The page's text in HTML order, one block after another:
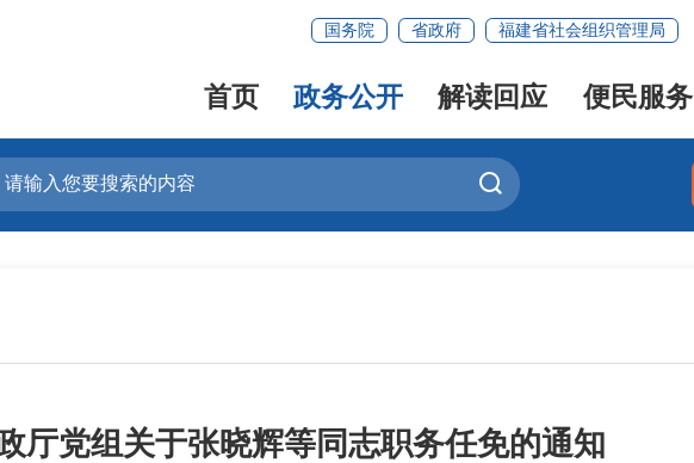
国务院 省政府 福建省社会组织管理局
首页 政务公开 解读回应 便民服务
厅党组关于张晓辉等同志职务任免的通知